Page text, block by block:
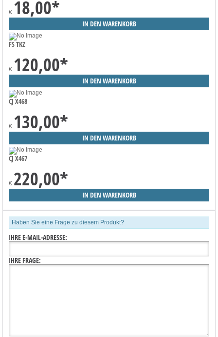
€ 18,00*
FS TKZ
€ 120,00*
CJ X468
€ 130,00*
CJ X467
€ 220,00*
Haben Sie eine Frage zu diesem Produkt?
IHRE E-MAIL-ADRESSE:
IHRE FRAGE: